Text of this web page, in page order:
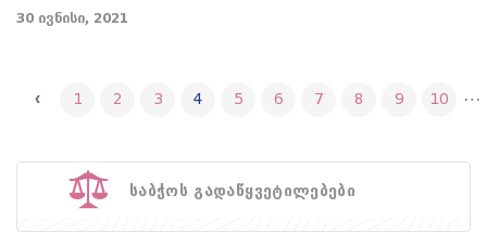
30 ივნისი, 2021
1 2 3 4 5 6 7 8 9 10 …
საბჭოს გადაწყვეტილებები